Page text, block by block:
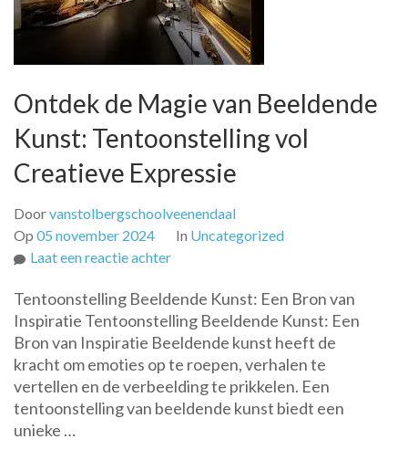
Ontdek de Magie van Beeldende
Kunst: Tentoonstelling vol
Creatieve Expressie
Doorvanstolbergschoolveenendaal
Op 05 november 2024 In Uncategorized
Laat een reactie achterop
de
Magie
van
Beeldende
Kunst:
Tentoonstelling
Tentoonstelling Beeldende Kunst: Een Bron van
Inspiratie Tentoonstelling Beeldende Kunst: Een
Bron van Inspiratie Beeldende kunst heeft de
kracht om emoties op te roepen, verhalen te
vertellen en de verbeelding te prikkelen. Een
tentoonstelling van beeldende kunst biedt een
unieke …